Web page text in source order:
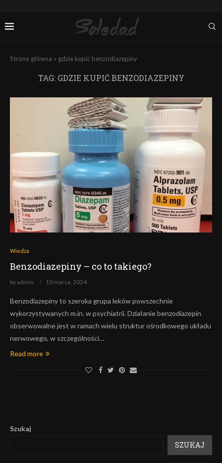
Strona główna » gdzie kupić benzodiazepiny
TAG: GDZIE KUPIĆ BENZODIAZEPINY
Wiedza
Benzodiazepiny – co to takiego?
byadmin 10 marca, 2024
Benzodiazepiny to szeroka grupa leków powszechnie
wykorzystywanych m.in. w psychiatrii. Działanie benzodiazepin
obserwowalne jest w ramach wielu struktur ośrodkowego układu
nerwowego, w szczególności…
Read more
Szukaj
SZUKAJ